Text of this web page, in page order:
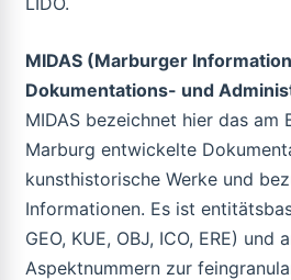
MIDAS (Marburger
Dokumentations- und
MIDAS bezeichnet hier das am
Marburg entwickelte
kunsthistorische Werke und
Informationen. Es ist
GEO, KUE, OBJ, ICO, ERE) und
Aspektnummern zur